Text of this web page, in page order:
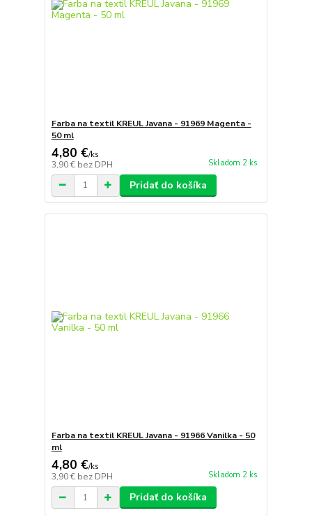
Farba na textil KREUL Javana - 91969 Magenta -
50 ml
4,80 €/ks
3,90 € bez DPH Skladom 2 ks
Pridať do košíka
Farba na textil KREUL Javana - 91966 Vanilka - 50
ml
4,80 €/ks
3,90 € bez DPH Skladom 2 ks
Pridať do košíka